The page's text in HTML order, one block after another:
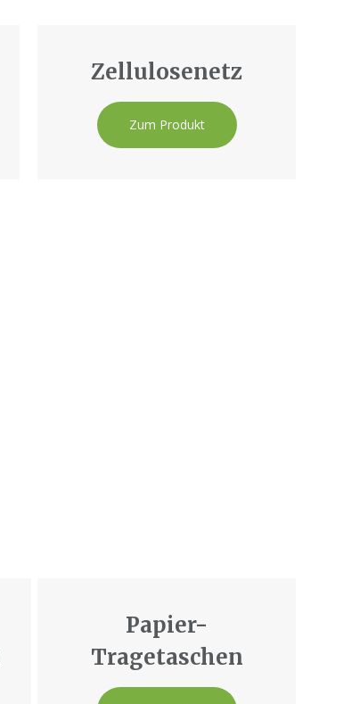
Zellulosenetz
Zum Produkt
Papier-
Tragetaschen